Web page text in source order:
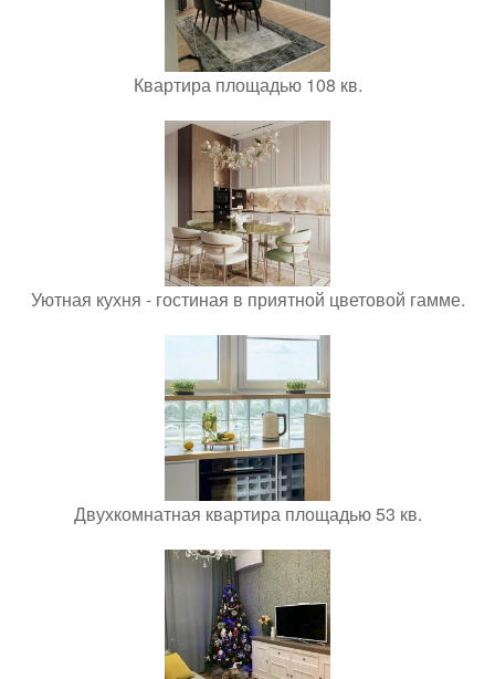
Квартира площадью 108 кв.
Уютная кухня - гостиная в приятной цветовой гамме.
Двухкомнатная квартира площадью 53 кв.